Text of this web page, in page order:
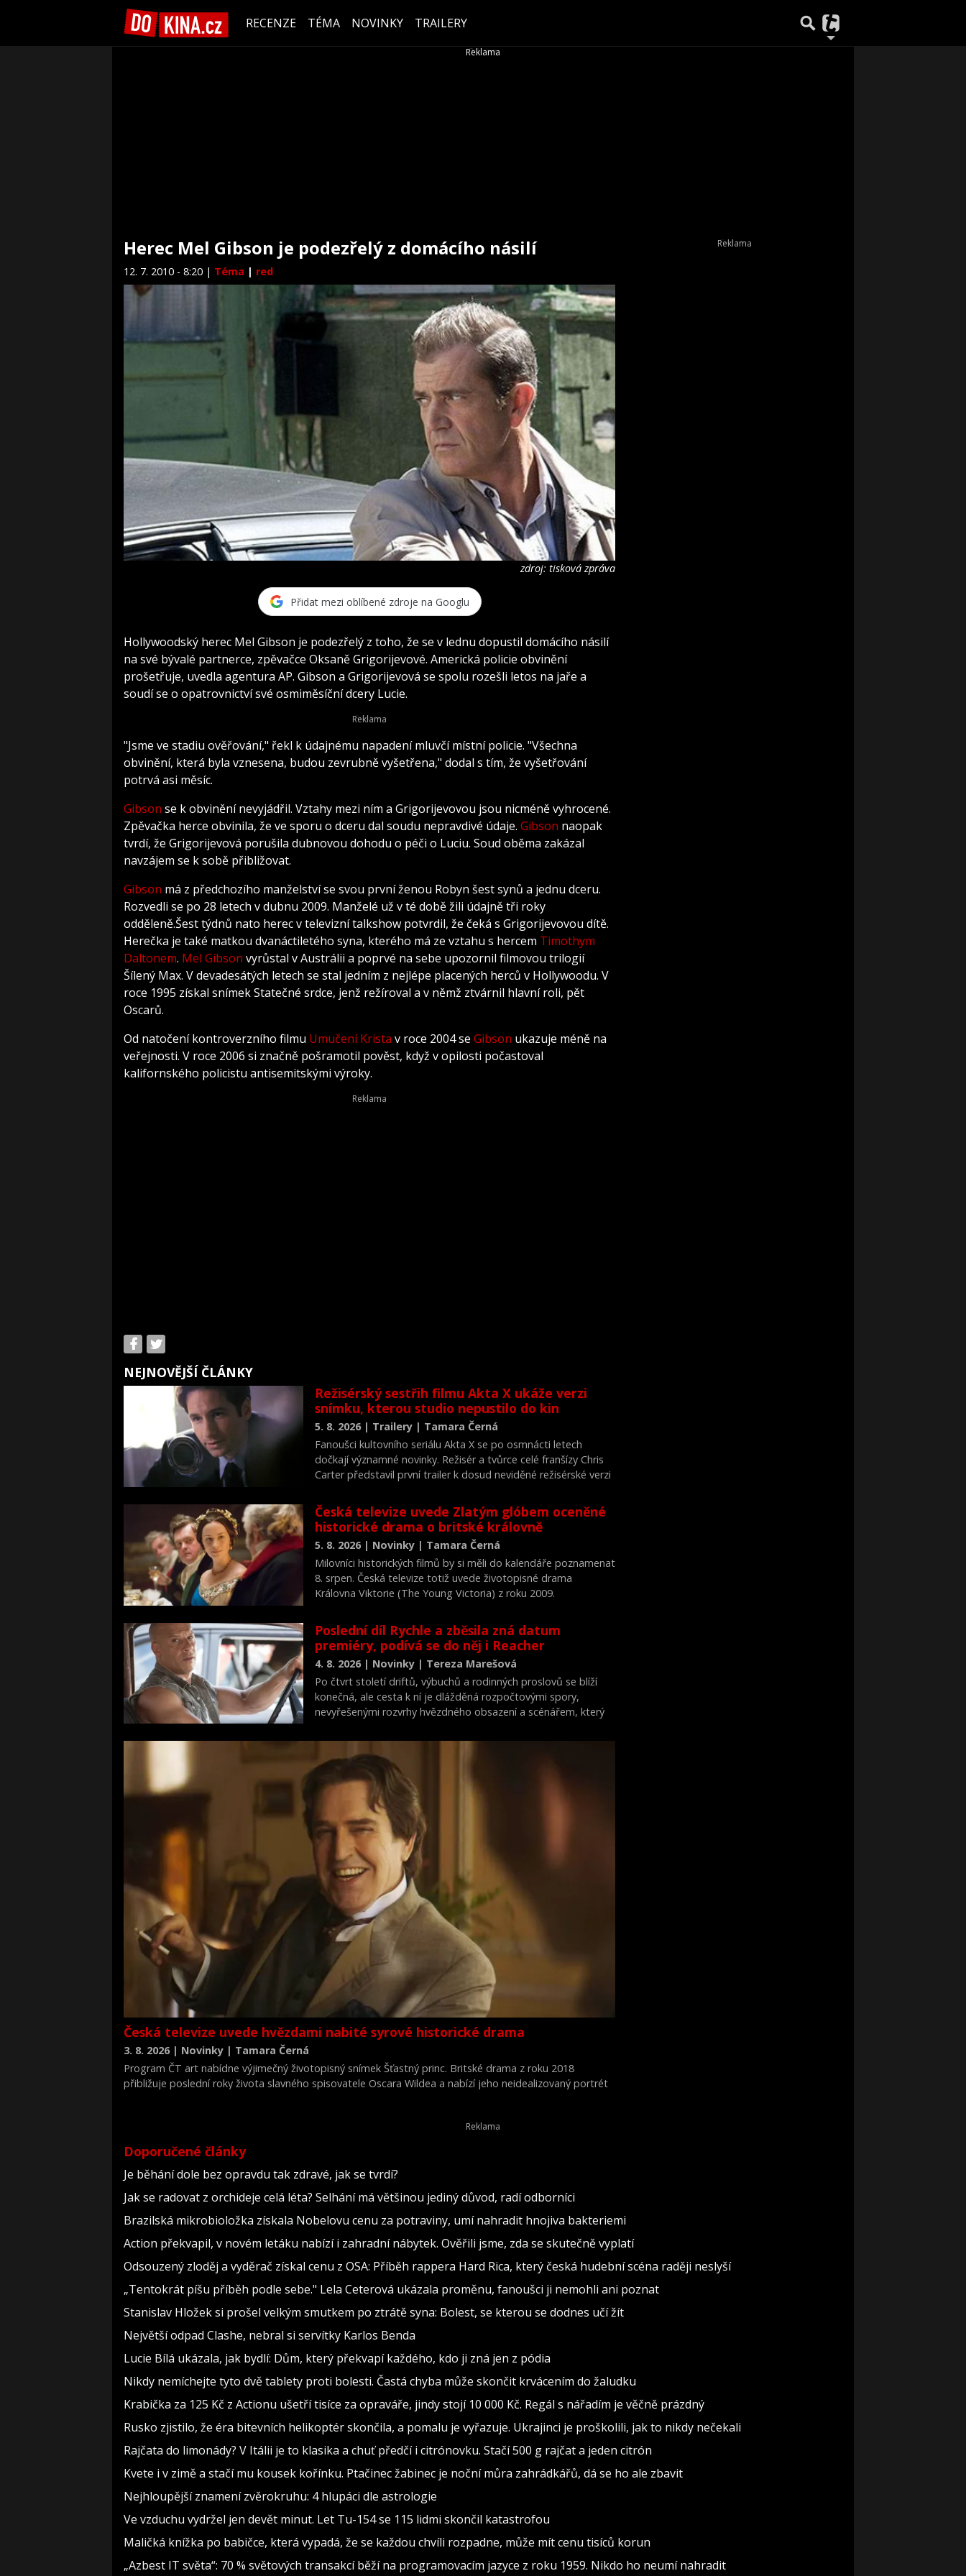
RECENZE TÉMA NOVINKY TRAILERY
Herec Mel Gibson je podezřelý z domácího násilí
12. 7. 2010 - 8:20 | Téma | red
zdroj: tisková zpráva
Přidat mezi oblíbené zdroje na Googlu
Hollywoodský herec Mel Gibson je podezřelý z toho, že se v lednu dopustil domácího násilí
na své bývalé partnerce, zpěvačce Oksaně Grigorijevové. Americká policie obvinění
prošetřuje, uvedla agentura AP. Gibson a Grigorijevová se spolu rozešli letos na jaře a
soudí se o opatrovnictví své osmiměsíční dcery Lucie.
"Jsme ve stadiu ověřování," řekl k údajnému napadení mluvčí místní policie. "Všechna
obvinění, která byla vznesena, budou zevrubně vyšetřena," dodal s tím, že vyšetřování
potrvá asi měsíc.
Gibson se k obvinění nevyjádřil. Vztahy mezi ním a Grigorijevovou jsou nicméně vyhrocené.
Zpěvačka herce obvinila, že ve sporu o dceru dal soudu nepravdivé údaje. Gibson naopak
tvrdí, že Grigorijevová porušila dubnovou dohodu o péči o Luciu. Soud oběma zakázal
navzájem se k sobě přibližovat.
Gibson má z předchozího manželství se svou první ženou Robyn šest synů a jednu dceru.
Rozvedli se po 28 letech v dubnu 2009. Manželé už v té době žili údajně tři roky
odděleně.Šest týdnů nato herec v televizní talkshow potvrdil, že čeká s Grigorijevovou dítě.
Herečka je také matkou dvanáctiletého syna, kterého má ze vztahu s hercem Timothym
Daltonem. Mel Gibson vyrůstal v Austrálii a poprvé na sebe upozornil filmovou trilogií
Šílený Max. V devadesátých letech se stal jedním z nejlépe placených herců v Hollywoodu. V
roce 1995 získal snímek Statečné srdce, jenž režíroval a v němž ztvárnil hlavní roli, pět
Oscarů.
Od natočení kontroverzního filmu Umučení Krista v roce 2004 se Gibson ukazuje méně na
veřejnosti. V roce 2006 si značně pošramotil pověst, když v opilosti počastoval
kalifornského policistu antisemitskými výroky.
NEJNOVĚJŠÍ ČLÁNKY
Režisérský sestřih filmu Akta X ukáže verzi
snímku, kterou studio nepustilo do kin
5. 8. 2026 | Trailery | Tamara Černá
Fanoušci kultovního seriálu Akta X se po osmnácti letech
dočkají významné novinky. Režisér a tvůrce celé franšízy Chris
Carter představil první trailer k dosud neviděné režisérské verzi
Česká televize uvede Zlatým glóbem oceněné
historické drama o britské královně
5. 8. 2026 | Novinky | Tamara Černá
Milovníci historických filmů by si měli do kalendáře poznamenat
8. srpen. Česká televize totiž uvede životopisné drama
Královna Viktorie (The Young Victoria) z roku 2009.
Poslední díl Rychle a zběsila zná datum
premiéry, podívá se do něj i Reacher
4. 8. 2026 | Novinky | Tereza Marešová
Po čtvrt století driftů, výbuchů a rodinných proslovů se blíží
konečná, ale cesta k ní je dlážděná rozpočtovými spory,
nevyřešenými rozvrhy hvězdného obsazení a scénářem, který
Česká televize uvede hvězdami nabité syrové historické drama
3. 8. 2026 | Novinky | Tamara Černá
Program ČT art nabídne výjimečný životopisný snímek Šťastný princ. Britské drama z roku 2018
přibližuje poslední roky života slavného spisovatele Oscara Wildea a nabízí jeho neidealizovaný portrét
Doporučené články
Je běhání dole bez opravdu tak zdravé, jak se tvrdí?
Jak se radovat z orchideje celá léta? Selhání má většinou jediný důvod, radí odborníci
Brazilská mikrobioložka získala Nobelovu cenu za potraviny, umí nahradit hnojiva bakteriemi
Action překvapil, v novém letáku nabízí i zahradní nábytek. Ověřili jsme, zda se skutečně vyplatí
Odsouzený zloděj a vyděrač získal cenu z OSA: Příběh rappera Hard Rica, který česká hudební scéna raději neslyší
„Tentokrát píšu příběh podle sebe." Lela Ceterová ukázala proměnu, fanoušci ji nemohli ani poznat
Stanislav Hložek si prošel velkým smutkem po ztrátě syna: Bolest, se kterou se dodnes učí žít
Největší odpad Clashe, nebral si servítky Karlos Benda
Lucie Bílá ukázala, jak bydlí: Dům, který překvapí každého, kdo ji zná jen z pódia
Nikdy nemíchejte tyto dvě tablety proti bolesti. Častá chyba může skončit krvácením do žaludku
Krabička za 125 Kč z Actionu ušetří tisíce za opraváře, jindy stojí 10 000 Kč. Regál s nářadím je věčně prázdný
Rusko zjistilo, že éra bitevních helikoptér skončila, a pomalu je vyřazuje. Ukrajinci je proškolili, jak to nikdy nečekali
Rajčata do limonády? V Itálii je to klasika a chuť předčí i citrónovku. Stačí 500 g rajčat a jeden citrón
Kvete i v zimě a stačí mu kousek kořínku. Ptačinec žabinec je noční můra zahrádkářů, dá se ho ale zbavit
Nejhloupější znamení zvěrokruhu: 4 hlupáci dle astrologie
Ve vzduchu vydržel jen devět minut. Let Tu-154 se 115 lidmi skončil katastrofou
Maličká knížka po babičce, která vypadá, že se každou chvíli rozpadne, může mít cenu tisíců korun
„Azbest IT světa“: 70 % světových transakcí běží na programovacím jazyce z roku 1959. Nikdo ho neumí nahradit